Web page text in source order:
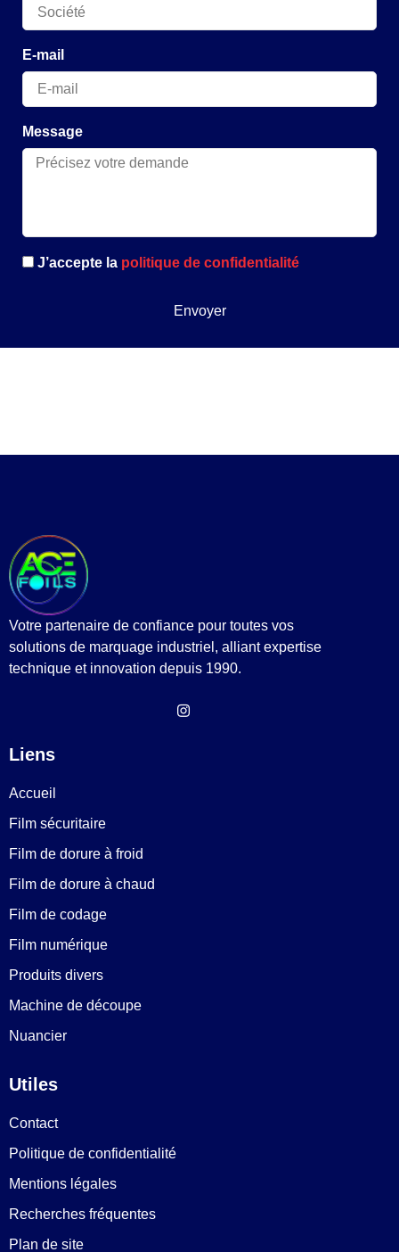
E-mail
Message
J’accepte la politique de confidentialité
Envoyer
Votre partenaire de confiance pour toutes vos
solutions de marquage industriel, alliant expertise
technique et innovation depuis 1990.
Liens
Accueil
Film sécuritaire
Film de dorure à froid
Film de dorure à chaud
Film de codage
Film numérique
Produits divers
Machine de découpe
Nuancier
Utiles
Contact
Politique de confidentialité
Mentions légales
Recherches fréquentes
Plan de site